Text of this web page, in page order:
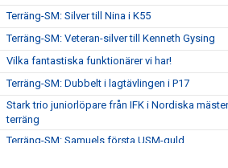
Terräng-SM: Silver till Nina i K55
Terräng-SM: Veteran-silver till Kenneth Gysing
Vilka fantastiska funktionärer vi har!
Terräng-SM: Dubbelt i lagtävlingen i P17
Stark trio juniorlöpare från IFK i Nordiska
terräng
Terräng-SM: Samuels första USM-guld